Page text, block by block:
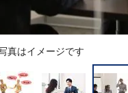
真はイメージです